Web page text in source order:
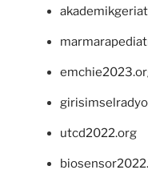
utcd2022.org